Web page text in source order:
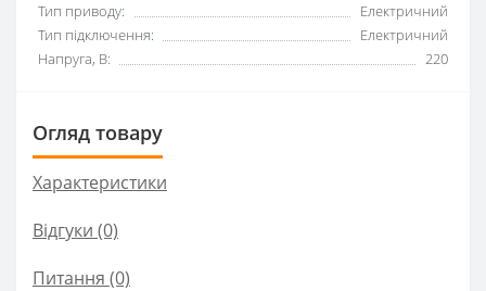
Тип приводу:
Електричний
Тип підключення:
Електричний
Напруга, В:
220
Огляд товару
Характеристики
Відгуки (0)
Питання (0)